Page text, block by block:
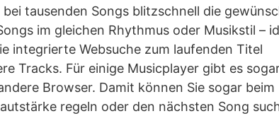
tausenden Songs blitzschnell die
im gleichen Rhythmus oder Musikstil –
integrierte Websuche zum laufenden Titel
Tracks. Für einige Musicplayer gibt es
Browser. Damit können Sie sogar beim
regeln oder den nächsten Song